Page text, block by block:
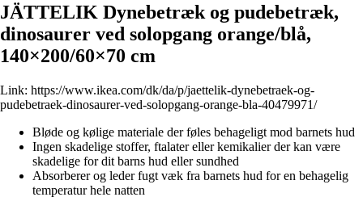
JÄTTELIK Dynebetræk og pudebetræk,
dinosaurer ved solopgang orange/blå,
140×200/60×70 cm
Link: https://www.ikea.com/dk/da/p/jaettelik-dynebetraek-og-
pudebetraek-dinosaurer-ved-solopgang-orange-bla-40479971/
Bløde og kølige materiale der føles behageligt mod barnets hud
Ingen skadelige stoffer, ftalater eller kemikalier der kan være
skadelige for dit barns hud eller sundhed
Absorberer og leder fugt væk fra barnets hud for en behagelig
temperatur hele natten